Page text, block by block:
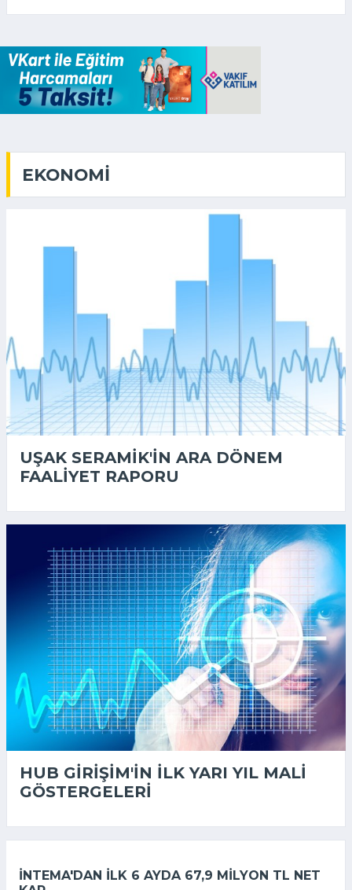
EKONOMI
UŞAK SERAMIK'IN ARA DÖNEM
FAALIYET RAPORU
HUB GIRIŞIM'IN ILK YARI YIL MALI
GÖSTERGELERI
İNTEMA'DAN ILK 6 AYDA 67,9 MILYON TL NET